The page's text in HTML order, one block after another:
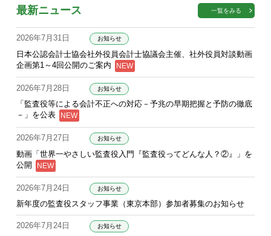
最新ニュース 一覧をみる
2026年7月31日 お知らせ
日本公認会計士協会社外役員会計士協議会主催、社外役員対談動画
企画第1～4回公開のご案内
2026年7月28日 お知らせ
「監査役等による会計不正への対応－予兆の早期把握と予防の徹底
－」を公表
2026年7月27日 お知らせ
動画「世界一やさしい監査役入門『監査役ってどんな人？②』」を
公開
2026年7月24日 お知らせ
新年度の監査役スタッフ事業（東京本部）参加者募集のお知らせ
2026年7月24日 お知らせ